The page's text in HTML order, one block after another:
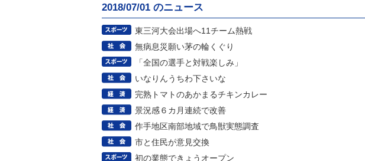
2018/07/01 のニュース
東三河大会出場へ11チーム熱戦
無病息災願い茅の輪くぐり
「全国の選手と対戦楽しみ」
いなりんうちわ下さいな
完熟トマトのあかまるチキンカレー
景況感６カ月連続で改善
作手地区南部地域で鳥獣実態調査
市と住民が意見交換
初の業態できょうオープン